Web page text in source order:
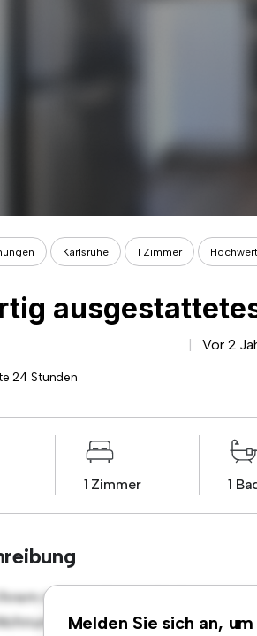
Karlsruhe 1 Zimmer
Vor 2
24 Stunden
1 Zimmer 1
Melden Sie sich an,
neuen urbanen Rückzugsort
bietet einen stilvollen und